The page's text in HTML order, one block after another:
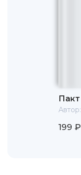
Пакт
Автор:
199 ₽